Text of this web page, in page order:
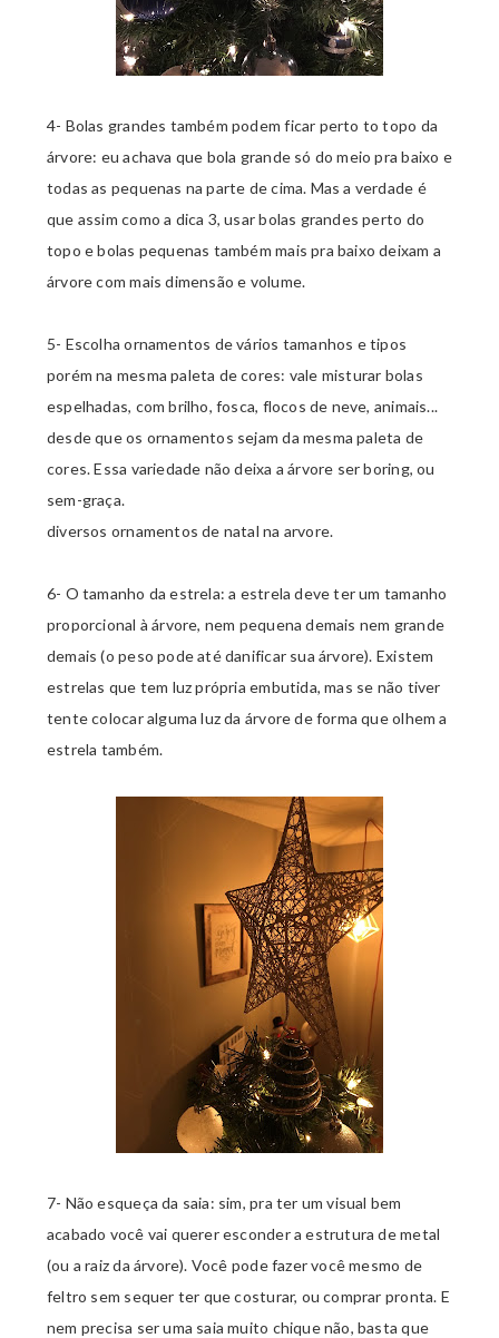
4- Bolas grandes também podem ficar perto to topo da
árvore: eu achava que bola grande só do meio pra baixo e
todas as pequenas na parte de cima. Mas a verdade é
que assim como a dica 3, usar bolas grandes perto do
topo e bolas pequenas também mais pra baixo deixam a
árvore com mais dimensão e volume.
5- Escolha ornamentos de vários tamanhos e tipos
porém na mesma paleta de cores: vale misturar bolas
espelhadas, com brilho, fosca, flocos de neve, animais...
desde que os ornamentos sejam da mesma paleta de
cores. Essa variedade não deixa a árvore ser boring, ou
sem-graça.
diversos ornamentos de natal na arvore.
6- O tamanho da estrela: a estrela deve ter um tamanho
proporcional à árvore, nem pequena demais nem grande
demais (o peso pode até danificar sua árvore). Existem
estrelas que tem luz própria embutida, mas se não tiver
tente colocar alguma luz da árvore de forma que olhem a
estrela também.
7- Não esqueça da saia: sim, pra ter um visual bem
acabado você vai querer esconder a estrutura de metal
(ou a raiz da árvore). Você pode fazer você mesmo de
feltro sem sequer ter que costurar, ou comprar pronta. E
nem precisa ser uma saia muito chique não, basta que